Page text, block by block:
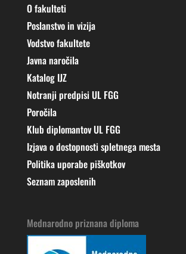
O fakulteti
Poslanstvo in vizija
Vodstvo fakultete
Javna naročila
Katalog IJZ
Notranji predpisi UL FGG
Poročila
Klub diplomantov UL FGG
Izjava o dostopnosti spletnega mesta
Politika uporabe piškotkov
Seznam zaposlenih
Mednarodno priznana diploma